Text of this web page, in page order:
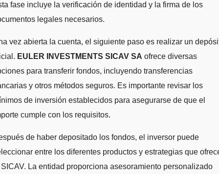
fase incluye la verificación de identidad y la firma de los
legales necesarios.
vez abierta la cuenta, el siguiente paso es realizar un
EULER INVESTMENTS SICAV SA ofrece diversas
para transferir fondos, incluyendo transferencias
y otros métodos seguros. Es importante revisar los
de inversión establecidos para asegurarse de que el
cumple con los requisitos.
de haber depositado los fondos, el inversor puede
entre los diferentes productos y estrategias que
La entidad proporciona asesoramiento personalizado